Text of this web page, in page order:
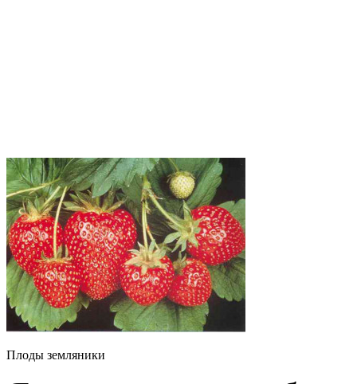
Плоды земляники